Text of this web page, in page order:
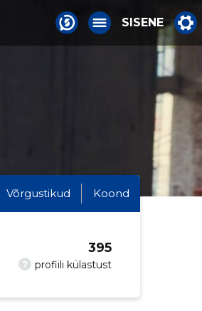
SISENE
Võrgustikud Koond
? profiili külastust
395